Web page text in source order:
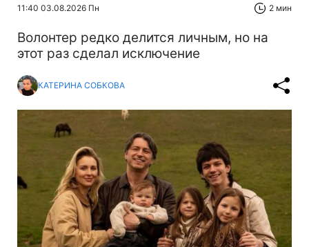
11:40 03.08.2026 Пн 2 мин
Волонтер редко делится личным, но на
этот раз сделал исключение
КАТЕРИНА СОБКОВА